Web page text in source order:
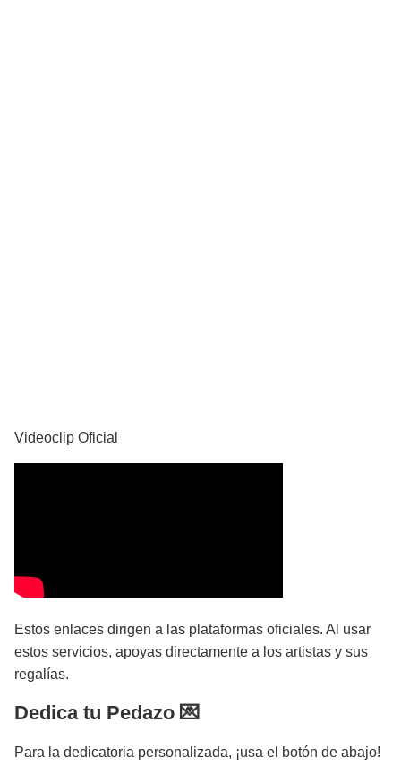
Videoclip Oficial
Estos enlaces dirigen a las plataformas oficiales. Al usar
estos servicios, apoyas directamente a los artistas y sus
regalías.
Dedica tu Pedazo 💌
Para la dedicatoria personalizada, ¡usa el botón de abajo!